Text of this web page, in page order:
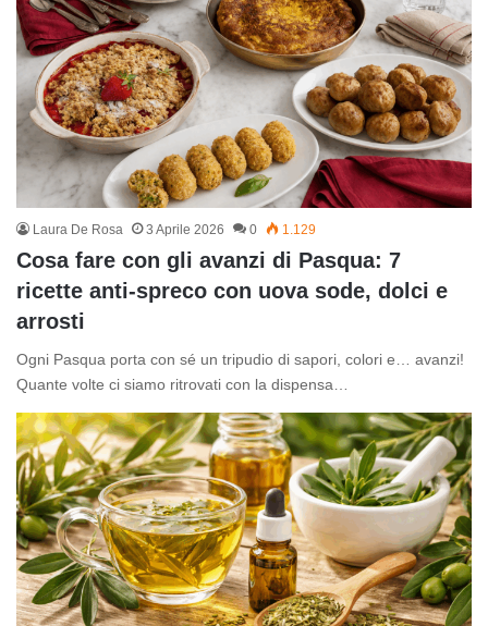
Laura De Rosa 3 Aprile 2026 0 1.129
Cosa fare con gli avanzi di Pasqua: 7
ricette anti-spreco con uova sode, dolci e
arrosti
Ogni Pasqua porta con sé un tripudio di sapori, colori e… avanzi!
Quante volte ci siamo ritrovati con la dispensa…